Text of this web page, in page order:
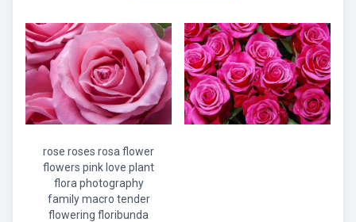
rose roses rosa flower
flowers pink love plant
flora photography
family macro tender
flowering floribunda